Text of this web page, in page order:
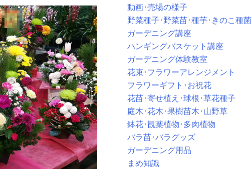
動画･売場の様子
野菜種子･野菜苗･種芋･きのこ種菌
ガーデニング講座
ハンギングバスケット講座
ガーデニング体験教室
花束･フラワーアレンジメント
フラワーギフト･お祝花
花苗･寄せ植え･球根･草花種子
庭木･花木･果樹苗木･山野草
鉢花･観葉植物･多肉植物
バラ苗･バラグッズ
ガーデニング用品
まめ知識